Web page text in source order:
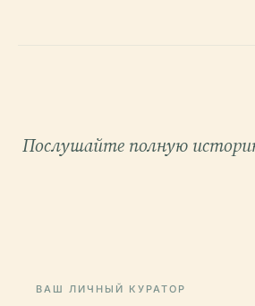
Послушайте полную
ВАШ ЛИЧНЫЙ КУРАТОР